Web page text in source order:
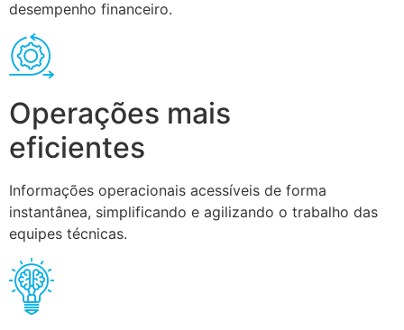
desempenho financeiro.
Operações mais
eficientes
Informações operacionais acessíveis de forma
instantânea, simplificando e agilizando o trabalho das
equipes técnicas.